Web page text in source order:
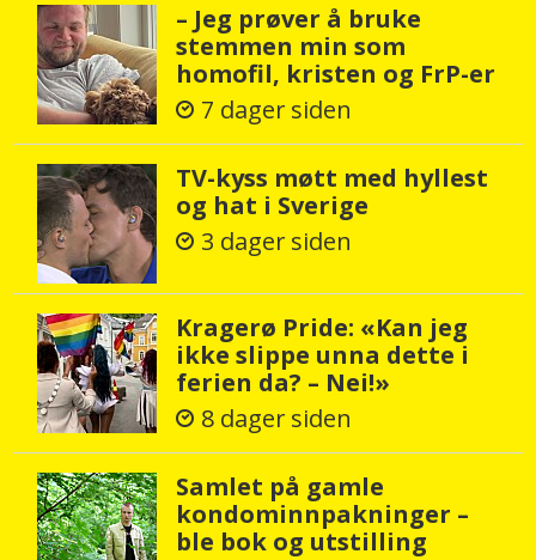
– Jeg prøver å bruke
stemmen min som
homofil, kristen og FrP-er
7 dager siden
TV-kyss møtt med hyllest
og hat i Sverige
3 dager siden
Kragerø Pride: «Kan jeg
ikke slippe unna dette i
ferien da? – Nei!»
8 dager siden
Samlet på gamle
kondominnpakninger –
ble bok og utstilling